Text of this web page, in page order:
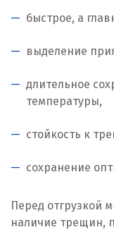
быстрое, а
выделение
длительное
температуры,
стойкость к
сохранение
Перед отгрузкой
наличие трещин,